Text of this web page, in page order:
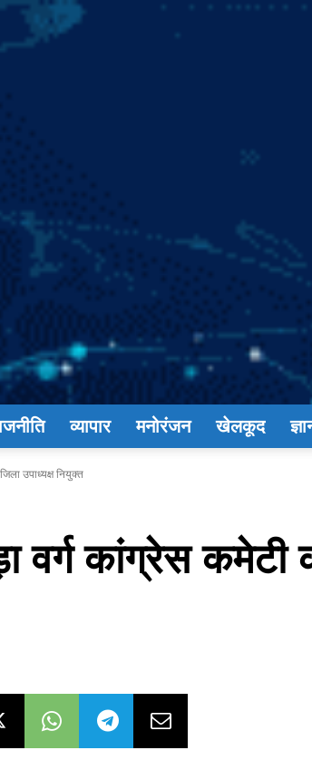
व्यापार मनोरंजन खेलकूद
उपाध्यक्ष नियुक्त
वर्ग कांग्रेस कमेटी